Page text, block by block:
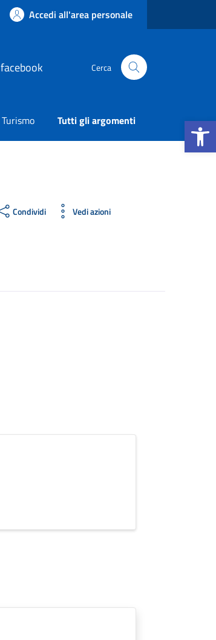
Apri la
Accedi all'area personale
facebook Cerca
Turismo Tutti gli argomenti
Condividi Vedi azioni